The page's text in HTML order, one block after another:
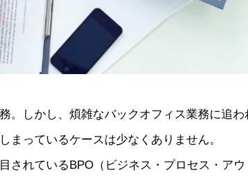
。しかし、煩雑なバックオフィス業務に追わ
まっているケースは少なくありません。
されているBPO（ビジネス・プロセス・ア